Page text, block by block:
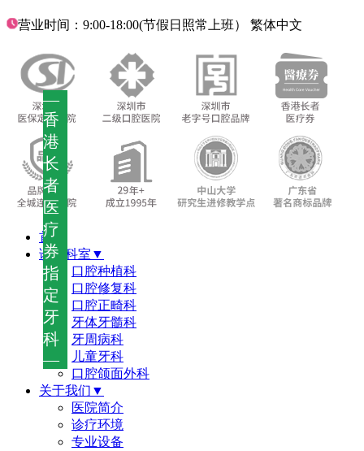
—
香
港
长
者
医
疗
券
指
定
牙
科
—
营业时间：9:00-18:00(节假日照常上班） 繁体中文
首页
诊疗科室▼
口腔种植科
口腔修复科
口腔正畸科
牙体牙髓科
牙周病科
儿童牙科
口腔颌面外科
关于我们▼
医院简介
诊疗环境
专业设备